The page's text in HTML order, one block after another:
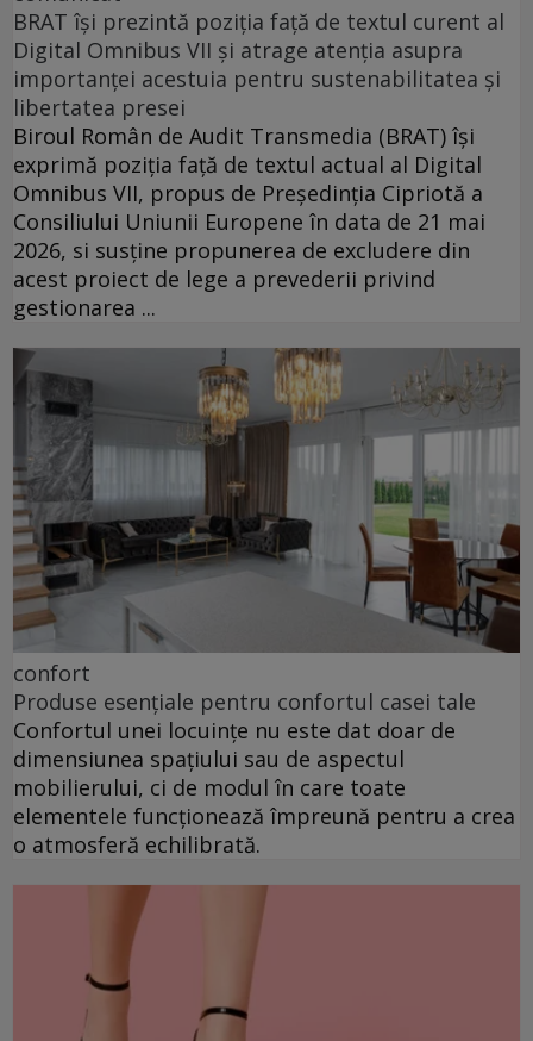
BRAT își prezintă poziția față de textul curent al
Digital Omnibus VII și atrage atenția asupra
importanței acestuia pentru sustenabilitatea și
libertatea presei
Biroul Român de Audit Transmedia (BRAT) își
exprimă poziția față de textul actual al Digital
Omnibus VII, propus de Președinția Cipriotă a
Consiliului Uniunii Europene în data de 21 mai
2026, si susține propunerea de excludere din
acest proiect de lege a prevederii privind
gestionarea ...
confort
Produse esențiale pentru confortul casei tale
Confortul unei locuințe nu este dat doar de
dimensiunea spațiului sau de aspectul
mobilierului, ci de modul în care toate
elementele funcționează împreună pentru a crea
o atmosferă echilibrată.